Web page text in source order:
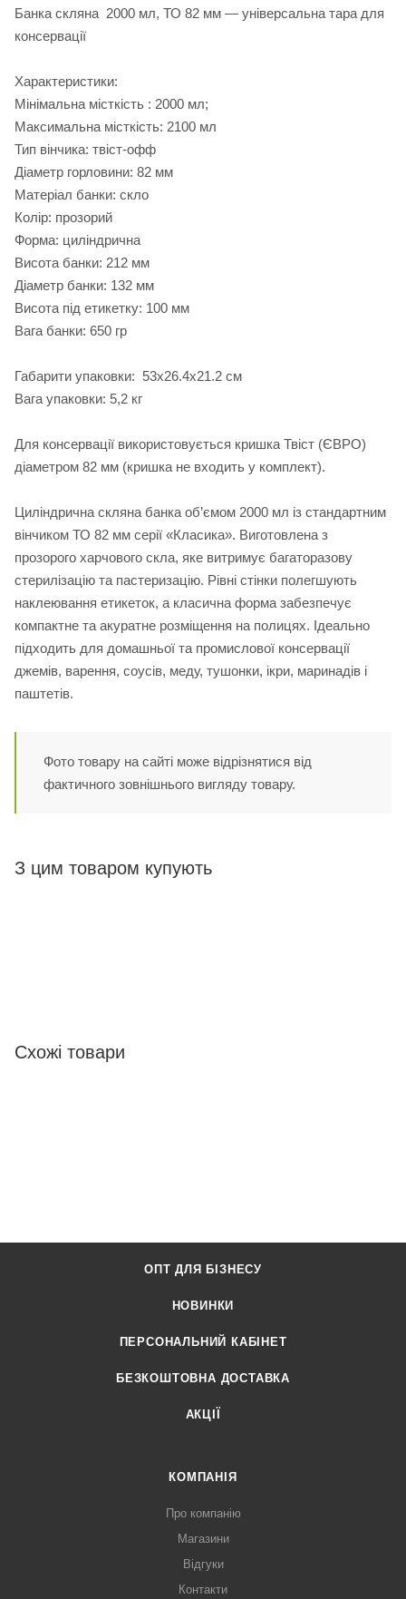
Банка скляна 2000 мл, ТО 82 мм — універсальна тара для
консервації
Характеристики:
Мінімальна місткість : 2000 мл;
Максимальна місткість: 2100 мл
Тип вінчика: твіст‑офф
Діаметр горловини: 82 мм
Матеріал банки: скло
Колір: прозорий
Форма: циліндрична
Висота банки: 212 мм
Діаметр банки: 132 мм
Висота під етикетку: 100 мм
Вага банки: 650 гр
Габарити упаковки: 53х26.4х21.2 см
Вага упаковки: 5,2 кг
Для консервації використовується кришка Твіст (ЄВРО)
діаметром 82 мм (кришка не входить у комплект).
Циліндрична скляна банка об’ємом 2000 мл із стандартним
вінчиком ТО 82 мм серії «Класика». Виготовлена з
прозорого харчового скла, яке витримує багаторазову
стерилізацію та пастеризацію. Рівні стінки полегшують
наклеювання етикеток, а класична форма забезпечує
компактне та акуратне розміщення на полицях. Ідеально
підходить для домашньої та промислової консервації
джемів, варення, соусів, меду, тушонки, ікри, маринадів і
паштетів.
Фото товару на сайті може відрізнятися від
фактичного зовнішнього вигляду товару.
З цим товаром купують
Схожі товари
ОПТ ДЛЯ БІЗНЕСУ
НОВИНКИ
ПЕРСОНАЛЬНИЙ КАБІНЕТ
БЕЗКОШТОВНА ДОСТАВКА
АКЦІЇ
КОМПАНІЯ
Про компанію
Магазини
Відгуки
Контакти